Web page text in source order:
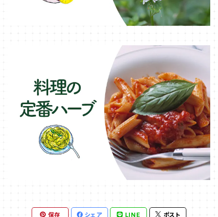
保存 シェア LINE ポスト